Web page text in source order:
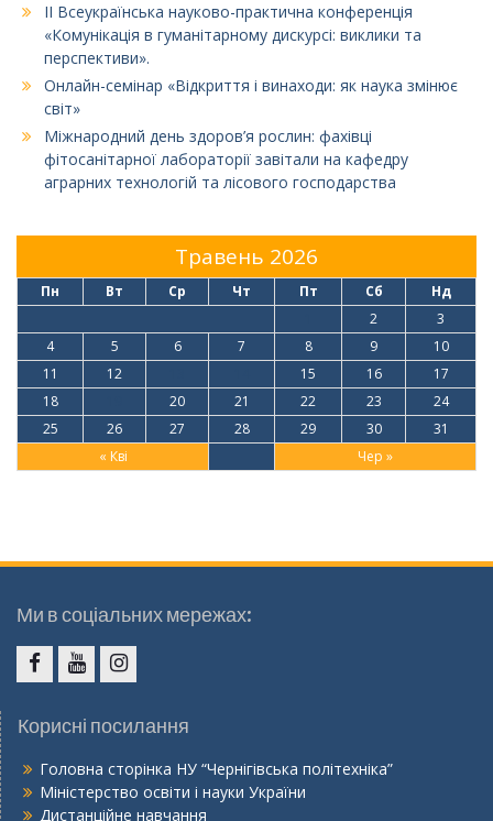
ІІ Всеукраїнська науково-практична конференція
«Комунікація в гуманітарному дискурсі: виклики та
перспективи».
Онлайн-семінар «Відкриття і винаходи: як наука змінює
світ»
Міжнародний день здоров’я рослин: фахівці
фітосанітарної лабораторії завітали на кафедру
аграрних технологій та лісового господарства
Травень 2026
Пн Вт Ср Чт Пт Сб Нд
« Кві Чер »
2
3
4
5 6 7 8 9
10
11
12 15 16
17
18
20 21 22 23
24
25
26 27 28 29 30 31
Ми в соціальних мережах:
Корисні посилання
Головна сторінка НУ “Чернігівська політехніка”
Міністерство освіти і науки України
Дистанційне навчання